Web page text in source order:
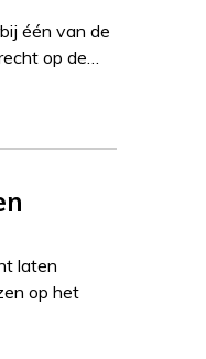
één van de
op de…
laten
op het